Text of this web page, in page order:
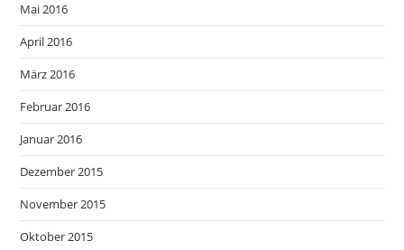
Mai 2016
April 2016
März 2016
Februar 2016
Januar 2016
Dezember 2015
November 2015
Oktober 2015